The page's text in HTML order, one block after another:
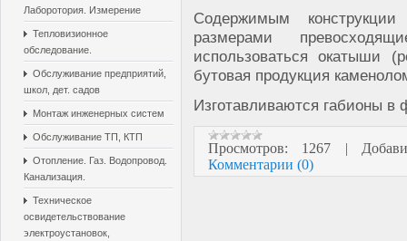
Лаборотория. Измерение
Тепловизионное
обследование.
Обслуживание предприятий,
школ, дет. садов
Монтаж инженерных систем
Обслуживание ТП, КТП
Отопление. Газ. Водопровод.
Канализация.
Техническое
освидетельствование
электроустановок,
Содержимым
размерами
использоваться окатыши
бутовая продукция
Изготавливаются габионы
Просмотров: 1267 |
Комментарии (0)